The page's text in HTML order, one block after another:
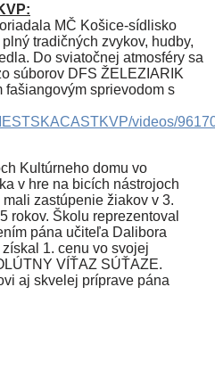
MČ Košice-sídlisko
tradičných zvykov, hudby,
Do sviatočnej atmosféry sa
súborov DFS ŽELEZIARIK
fašiangovým sprievodom s
videos/
Kultúrneho domu vo
v hre na bicích nástrojoch
zastúpenie žiakov v 3.
rokov. Školu reprezentoval
pána učiteľa Dalibora
1. cenu vo svojej
VÍŤAZ SÚŤAZE.
aj skvelej príprave pána